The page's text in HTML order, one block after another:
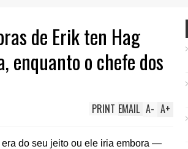
de Erik ten Hag
enquanto o chefe dos
A+
A-
EMAIL
PRINT
do seu jeito ou ele iria embora —